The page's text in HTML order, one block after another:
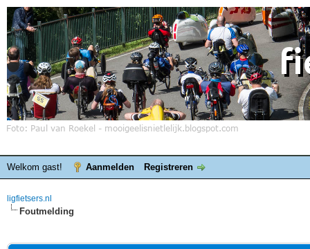
Welkom gast! Aanmelden Registreren
ligfietsers.nl
Foutmelding